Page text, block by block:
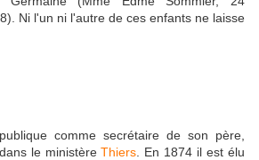
Ni l'un ni l'autre de ces enfants ne laisse
comme secrétaire de son père,
le ministèreThiers . En 1874 il est élu